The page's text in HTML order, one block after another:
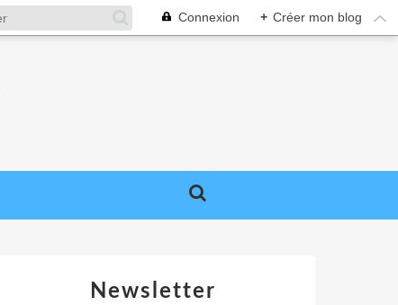
Connexion + Créer mon blog
Newsletter